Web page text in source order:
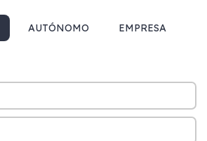
AUTÓNOMO EMPRESA